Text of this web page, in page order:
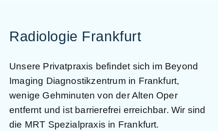
Radiologie Frankfurt
Unsere Privatpraxis befindet sich im Beyond
Imaging Diagnostikzentrum in Frankfurt,
wenige Gehminuten von der Alten Oper
entfernt und ist barrierefrei erreichbar. Wir sind
die MRT Spezialpraxis in Frankfurt.